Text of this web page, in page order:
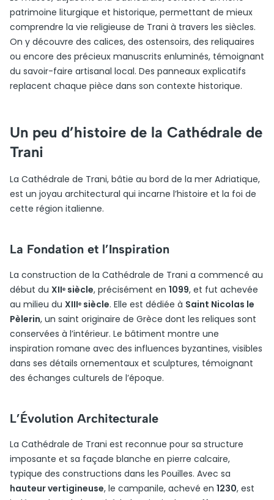
patrimoine liturgique et historique, permettant de mieux
comprendre la vie religieuse de Trani à travers les siècles.
On y découvre des calices, des ostensoirs, des reliquaires
ou encore des précieux manuscrits enluminés, témoignant
du savoir-faire artisanal local. Des panneaux explicatifs
replacent chaque pièce dans son contexte historique.
Un peu d’histoire de la Cathédrale de
Trani
La Cathédrale de Trani, bâtie au bord de la mer Adriatique,
est un joyau architectural qui incarne l’histoire et la foi de
cette région italienne.
La Fondation et l’Inspiration
La construction de la Cathédrale de Trani a commencé au
début du XIIᵉ siècle, précisément en 1099, et fut achevée
au milieu du XIIIᵉ siècle. Elle est dédiée à Saint Nicolas le
Pèlerin, un saint originaire de Grèce dont les reliques sont
conservées à l’intérieur. Le bâtiment montre une
inspiration romane avec des influences byzantines, visibles
dans ses détails ornementaux et sculptures, témoignant
des échanges culturels de l’époque.
L’Évolution Architecturale
La Cathédrale de Trani est reconnue pour sa structure
imposante et sa façade blanche en pierre calcaire,
typique des constructions dans les Pouilles. Avec sa
hauteur vertigineuse, le campanile, achevé en 1230, est